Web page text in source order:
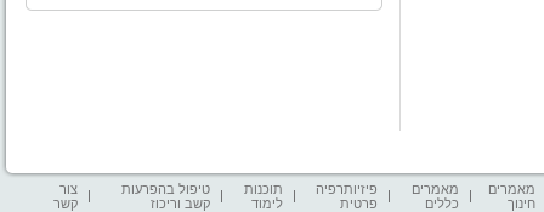
מאמרים
חינוך
מאמרים
כללים
פיזיותרפיה
פרטית
תוכנות
לימוד
טיפול בהפרעות
קשב וריכוז
צור
קשר